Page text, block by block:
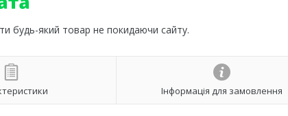
будь-який товар не покидаючи сайту.
Інформація для замовлення